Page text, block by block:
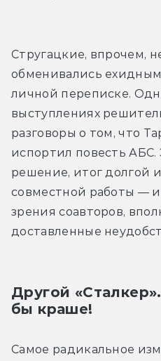
Стругацкие, впрочем,
обменивались
личной переписке.
выступлениях
разговоры о том, что
испортил повесть АБС.
решение, итог долгой
совместной работы — и
зрения соавторов,
доставленные
Другой
бы краше!
Самое радикальное